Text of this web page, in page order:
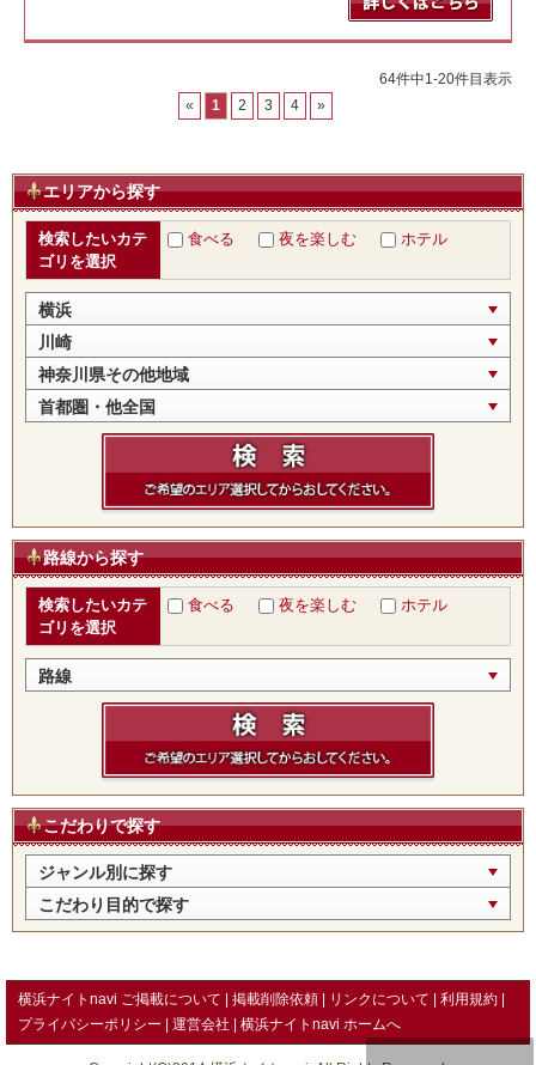
64件中1-20件目表示
«
1 2 3 4 »
エリアから探す
検索したいカテ
ゴリを選択
食べる 夜を楽しむ ホテル
横浜
川崎
神奈川県その他地域
首都圏・他全国
路線から探す
検索したいカテ
ゴリを選択
食べる 夜を楽しむ ホテル
路線
こだわりで探す
ジャンル別に探す
こだわり目的で探す
横浜ナイトnavi ご掲載について 掲載削除依頼 リンクについて
利用規約
プライバシーポリシー
運営会社 横浜ナイトnavi ホームへ